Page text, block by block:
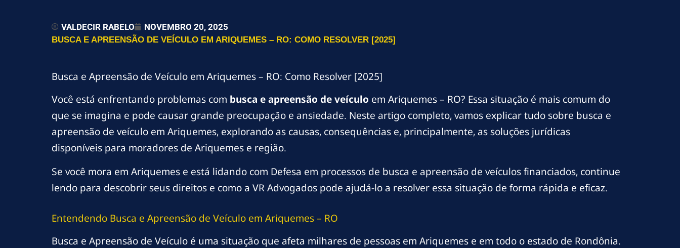
VALDECIR RABELO NOVEMBRO 20, 2025
BUSCA E APREENSÃO DE VEÍCULO EM ARIQUEMES – RO: COMO RESOLVER [2025]
Busca e Apreensão de Veículo em Ariquemes – RO: Como Resolver [2025]
Você está enfrentando problemas com busca e apreensão de veículo em Ariquemes – RO? Essa situação é mais comum do
que se imagina e pode causar grande preocupação e ansiedade. Neste artigo completo, vamos explicar tudo sobre busca e
apreensão de veículo em Ariquemes, explorando as causas, consequências e, principalmente, as soluções jurídicas
disponíveis para moradores de Ariquemes e região.
Se você mora em Ariquemes e está lidando com Defesa em processos de busca e apreensão de veículos financiados, continue
lendo para descobrir seus direitos e como a VR Advogados pode ajudá-lo a resolver essa situação de forma rápida e eficaz.
Entendendo Busca e Apreensão de Veículo em Ariquemes – RO
Busca e Apreensão de Veículo é uma situação que afeta milhares de pessoas em Ariquemes e em todo o estado de Rondônia.